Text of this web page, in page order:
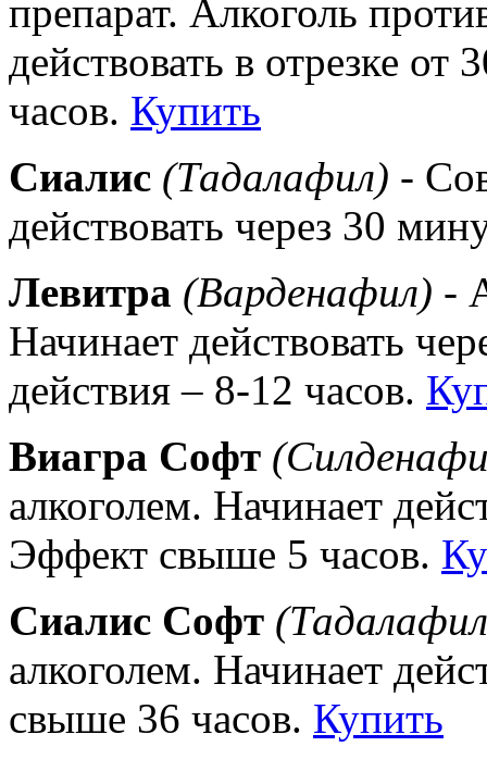
препарат. Алкоголь
действовать в отрезке
часов. Купить
Сиалис (Тадалафил) -
действовать через 30
Левитра (Варденафил) -
Начинает действовать
действия – 8-12 часов.
Виагра Софт
алкоголем. Начинает
Эффект свыше 5 часов.
Сиалис Софт
алкоголем. Начинает
свыше 36 часов. Купить